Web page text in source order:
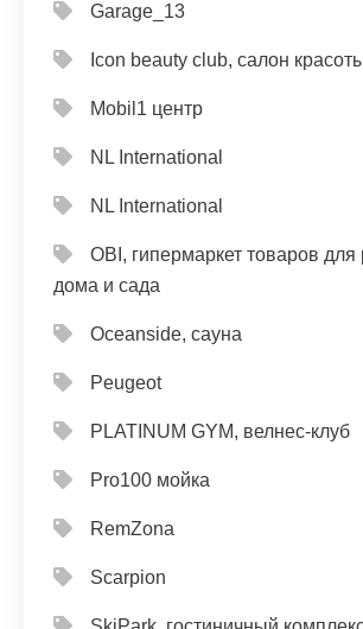
Garage_13
Icon beauty club, салон
Mobil1 центр
NL International
NL International
OBI, гипермаркет товаров для
дома и сада
Oceanside, сауна
Peugeot
PLATINUM GYM, велнес-клуб
Pro100 мойка
RemZona
Scarpion